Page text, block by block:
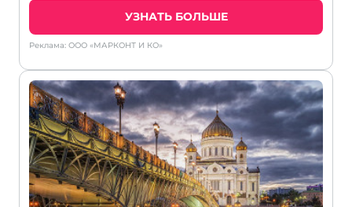
УЗНАТЬ БОЛЬШЕ
Реклама: ООО «МАРКОНТ И КО»